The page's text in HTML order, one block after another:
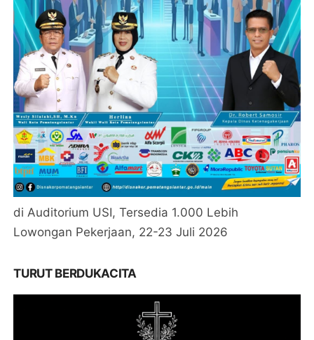
di Auditorium USI, Tersedia 1.000 Lebih
Lowongan Pekerjaan, 22-23 Juli 2026
TURUT BERDUKACITA